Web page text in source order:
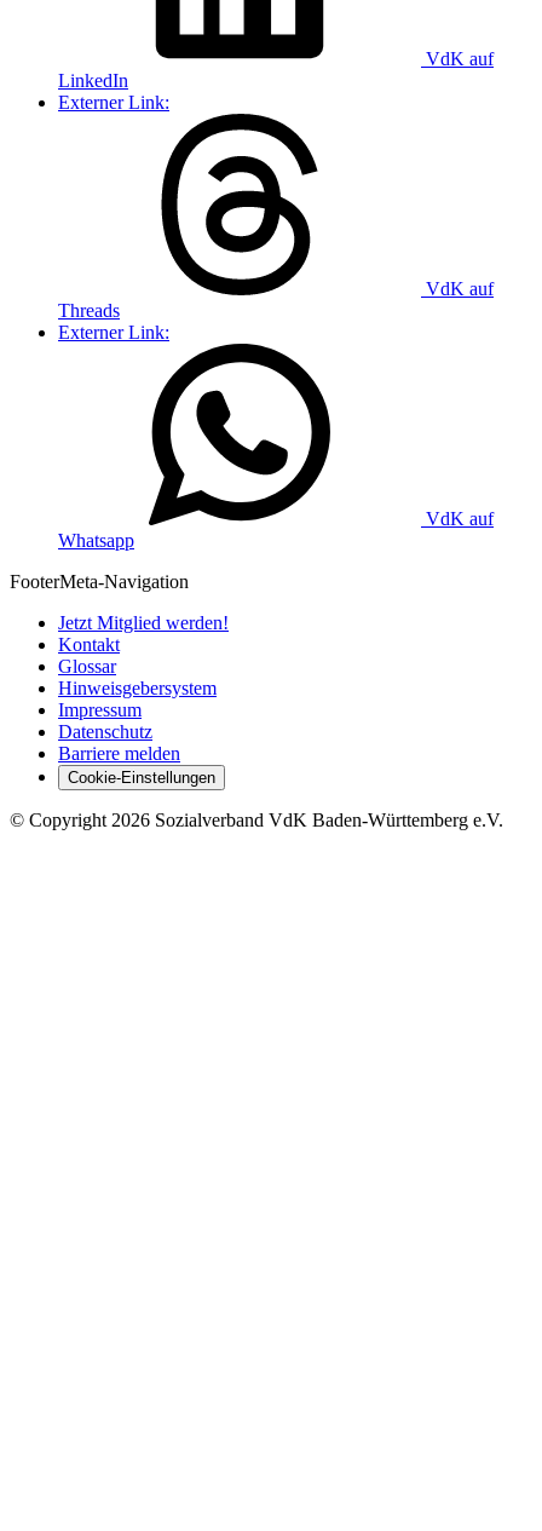
VdK auf
LinkedIn
Externer Link:
VdK auf
Threads
Externer Link:
VdK auf
Whatsapp
FooterMeta-Navigation
Jetzt Mitglied werden!
Kontakt
Glossar
Hinweisgebersystem
Impressum
Datenschutz
Barriere melden
Cookie-Einstellungen
© Copyright 2026 Sozialverband VdK Baden-Württemberg e.V.